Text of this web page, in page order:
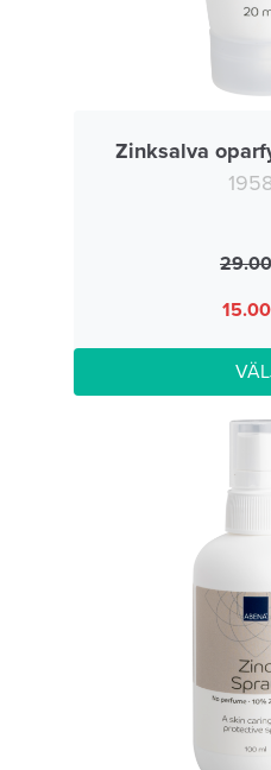
Zinksalva
15.00
29.00